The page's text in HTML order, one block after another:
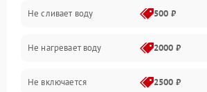
Электропитание
Датчики
Нагрев
Не сливает воду 500 ₽
Не нагревает воду 2000 ₽
Не включается 2500 ₽